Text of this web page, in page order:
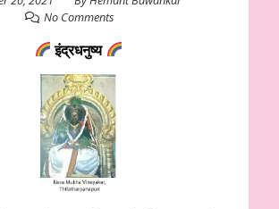
No Comments
इंद्रधनुष्य